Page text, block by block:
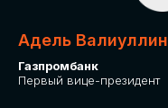
Адель Валиуллин
Газпромбанк
Первый вице-президент